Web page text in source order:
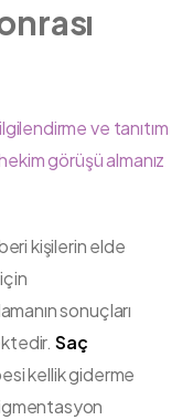
ve tanıtım
görüşü almanız
kişilerin elde
sonuçları
Saç
kellik giderme